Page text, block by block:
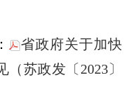
省政府关于加快
苏政发〔2023〕